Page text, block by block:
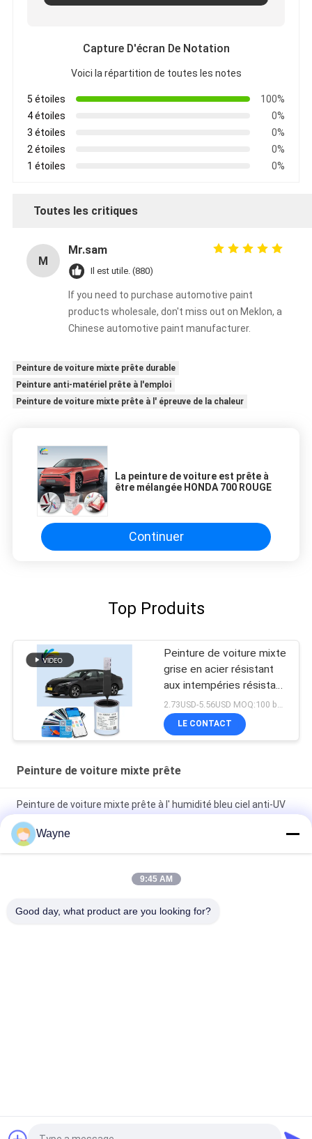
Capture D'écran De Notation
Voici la répartition de toutes les notes
5 étoiles
100%
4 étoiles
0%
3 étoiles
0%
2 étoiles
0%
1 étoiles
0%
Toutes les critiques
M
Mr.sam
Il est utile. (880)
If you need to purchase automotive paint
products wholesale, don't miss out on Meklon, a
Chinese automotive paint manufacturer.
Peinture de voiture mixte prête durable
Peinture anti-matériel prête à l'emploi
Peinture de voiture mixte prête à l' épreuve de la chaleur
La peinture de voiture est prête à
être mélangée HONDA 700 ROUGE
Continuer
Top Produits
Peinture de voiture mixte
grise en acier résistant
aux intempéries résistant
aux acides
2.73USD-5.56USD MOQ:100 boîtes
LE CONTACT
Peinture de voiture mixte prête
Peinture de voiture mixte prête à l' humidité bleu ciel anti-UV
multi-fonction
Peinture de voiture verte et lumineuse résistante aux
polyvalent non toxique
Wayne
9:45 AM
Good day, what product are you looking for?